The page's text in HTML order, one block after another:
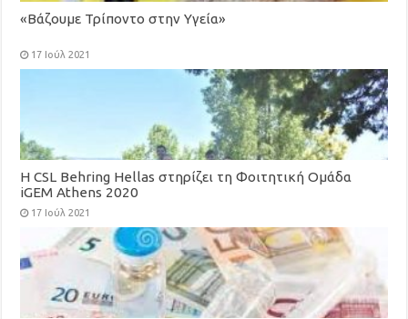
«Βάζουμε Τρίποντο στην Υγεία»
17 Ιούλ 2021
H CSL Behring Hellas στηρίζει τη Φοιτητική Ομάδα
iGEM Athens 2020
17 Ιούλ 2021